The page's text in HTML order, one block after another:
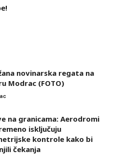
novinarska regata na
Modrac (FOTO)
na granicama: Aerodromi
isključuju
kontrole kako bi
čekanja